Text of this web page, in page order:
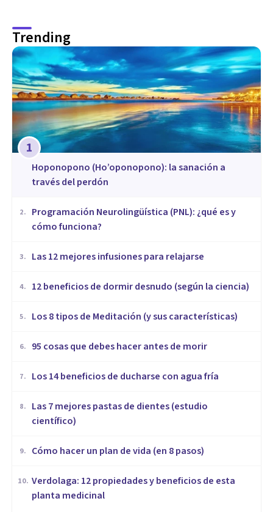
Trending
1
Hoponopono (Ho’oponopono): la sanación a
través del perdón
2.
Programación Neurolingüística (PNL): ¿qué es y
cómo funciona?
3. ​Las 12 mejores infusiones para relajarse
4. 12 beneficios de dormir desnudo (según la ciencia)
5. Los 8 tipos de Meditación (y sus características)
6. 95 cosas que debes hacer antes de morir
7. Los 14 beneficios de ducharse con agua fría
8.
Las 7 mejores pastas de dientes (estudio
científico)
9. Cómo hacer un plan de vida (en 8 pasos)
10. Verdolaga: 12 propiedades y beneficios de esta
planta medicinal